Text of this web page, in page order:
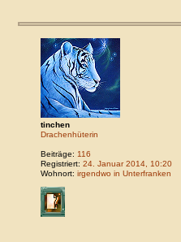
tinchen
Drachenhüterin
Beiträge: 116
Registriert: 24. Januar 2014, 10:20
Wohnort: irgendwo in Unterfranken